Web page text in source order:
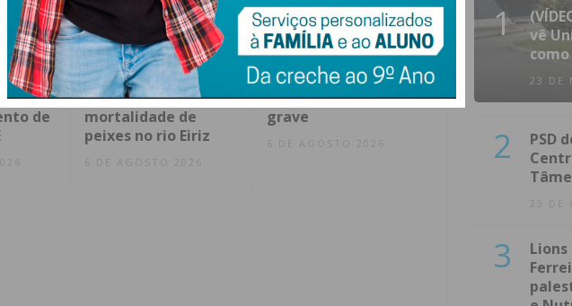
papel
aceite
de
Avaria em coletor de
saneamento na
origem da
mortalidade de
peixes no rio Eiriz
6 DE AGOSTO 2026
Incêndio consome
habitação e deixa
homem em estado
grave
6 DE AGOSTO 2026
1
vê
23 DE
2
PSD
23 DE
3
Lions